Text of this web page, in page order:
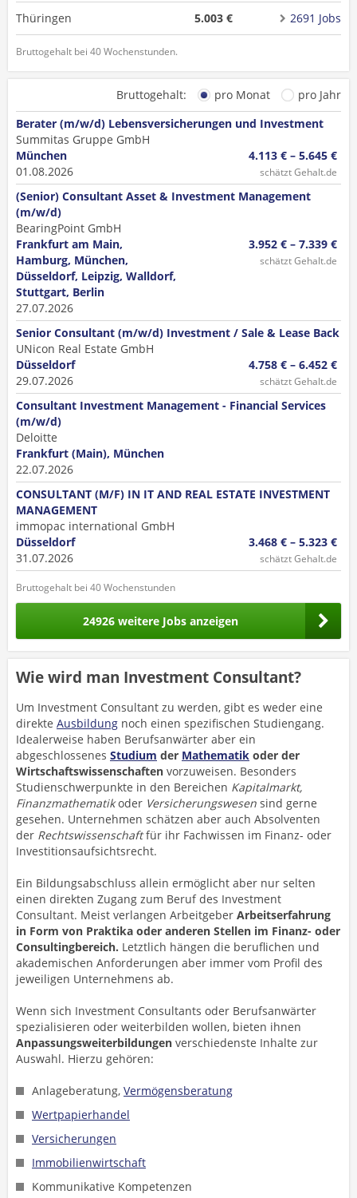
Thüringen 5.003 € 2691 Jobs
Bruttogehalt bei 40 Wochenstunden.
Bruttogehalt: pro Monat
pro Jahr
Berater (m/w/d) Lebensversicherungen und Investment
Summitas Gruppe GmbH
München
01.08.2026
4.113 € – 5.645 €
schätzt Gehalt.de
(Senior) Consultant Asset & Investment Management
(m/w/d)
BearingPoint GmbH
Frankfurt am Main,
Hamburg, München,
Düsseldorf, Leipzig, Walldorf,
Stuttgart, Berlin
27.07.2026
3.952 € – 7.339 €
schätzt Gehalt.de
Senior Consultant (m/w/d) Investment / Sale & Lease Back
UNicon Real Estate GmbH
Düsseldorf
29.07.2026
4.758 € – 6.452 €
schätzt Gehalt.de
Consultant Investment Management - Financial Services
(m/w/d)
Deloitte
Frankfurt (Main), München
22.07.2026
CONSULTANT (M/F) IN IT AND REAL ESTATE INVESTMENT
MANAGEMENT
immopac international GmbH
Düsseldorf
31.07.2026
3.468 € – 5.323 €
schätzt Gehalt.de
Bruttogehalt bei 40 Wochenstunden
24926 weitere Jobs anzeigen
Wie wird man Investment Consultant?
Um Investment Consultant zu werden, gibt es weder eine
direkte Ausbildung noch einen spezifischen Studiengang.
Idealerweise haben Berufsanwärter aber ein
abgeschlossenes Studium der Mathematik oder der
Wirtschaftswissenschaften vorzuweisen. Besonders
Studienschwerpunkte in den Bereichen Kapitalmarkt,
Finanzmathematikoder Versicherungswesen sind gerne
gesehen. Unternehmen schätzen aber auch Absolventen
der Rechtswissenschaftfür ihr Fachwissen im Finanz- oder
Investitionsaufsichtsrecht.
Ein Bildungsabschluss allein ermöglicht aber nur selten
einen direkten Zugang zum Beruf des Investment
Consultant. Meist verlangen Arbeitgeber Arbeitserfahrung
in Form von Praktika oder anderen Stellen im Finanz- oder
Consultingbereich. Letztlich hängen die beruflichen und
akademischen Anforderungen aber immer vom Profil des
jeweiligen Unternehmens ab.
Wenn sich Investment Consultants oder Berufsanwärter
spezialisieren oder weiterbilden wollen, bieten ihnen
Anpassungsweiterbildungen verschiedenste Inhalte zur
Auswahl. Hierzu gehören:
Anlageberatung, Vermögensberatung
Wertpapierhandel
Versicherungen
Immobilienwirtschaft
Kommunikative Kompetenzen